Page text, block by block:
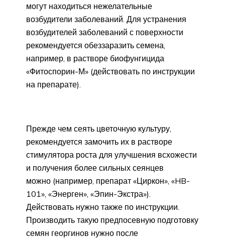
могут находиться нежелательные
возбудители заболеваний. Для устранения
возбудителей заболеваний с поверхности
рекомендуется обеззаразить семена,
например, в растворе биофунгицида
«Фитоспорин-М» (действовать по инструкции
на препарате).
Прежде чем сеять цветочную культуру,
рекомендуется замочить их в растворе
стимулятора роста для улучшения всхожести
и получения более сильных сеянцев
можно (например, препарат «Циркон», «HB-
101», «Энерген», «Эпин-Экстра»).
Действовать нужно также по инструкции.
Производить такую предпосевную подготовку
семян георгинов нужно после